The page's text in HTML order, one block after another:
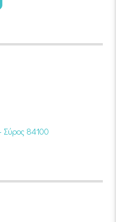
Σύρος 84100